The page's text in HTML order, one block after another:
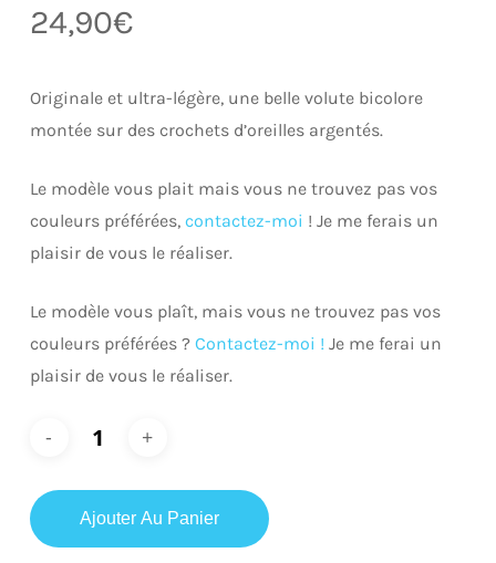
24,90€
Originale et ultra-légère, une belle volute bicolore
montée sur des crochets d’oreilles argentés.
Le modèle vous plait mais vous ne trouvez pas vos
couleurs préférées, contactez-moi ! Je me ferais un
plaisir de vous le réaliser.
Le modèle vous plaît, mais vous ne trouvez pas vos
couleurs préférées ? Contactez-moi ! Je me ferai un
plaisir de vous le réaliser.
Ajouter Au Panier